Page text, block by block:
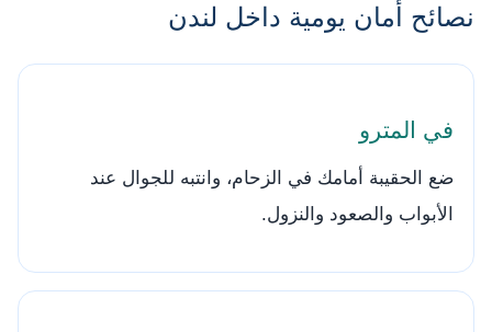
نصائح أمان يومية داخل لندن
في المترو
ضع الحقيبة أمامك في الزحام، وانتبه للجوال عند
الأبواب والصعود والنزول.